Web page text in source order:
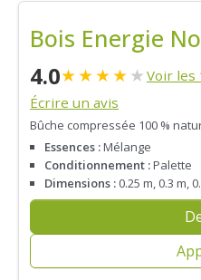
Bois Energie
4.0★★★★★ Voir les
Écrire un avis
Bûche compressée 100 %
Essences :Mélange
Conditionnement :Palette
Dimensions : 0.25 m, 0.3 m,